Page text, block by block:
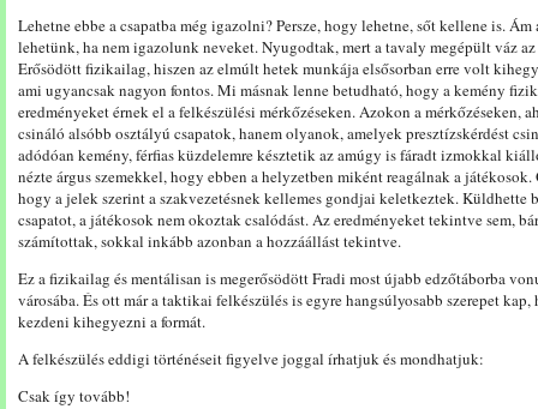
Lehetne ebbe a csapatba még igazolni? Persze, hogy lehetne, sőt kellene is.
lehetünk, ha nem igazolunk neveket. Nyugodtak, mert a tavaly megépült váz
Erősödött fizikailag, hiszen az elmúlt hetek munkája elsősorban erre volt
ami ugyancsak nagyon fontos. Mi másnak lenne betudható, hogy a kemény
eredményeket érnek el a felkészülési mérkőzéseken. Azokon a mérkőzéseken,
csináló alsóbb osztályú csapatok, hanem olyanok, amelyek presztízskérdést
adódóan kemény, férfias küzdelemre késztetik az amúgy is fáradt izmokkal
nézte árgus szemekkel, hogy ebben a helyzetben miként reagálnak a
hogy a jelek szerint a szakvezetésnek kellemes gondjai keletkeztek. Küldhette
csapatot, a játékosok nem okoztak csalódást. Az eredményeket tekintve sem,
számítottak, sokkal inkább azonban a hozzáállást tekintve.
Ez a fizikailag és mentálisan is megerősödött Fradi most újabb edzőtáborba
városába. És ott már a taktikai felkészülés is egyre hangsúlyosabb szerepet
kezdeni kihegyezni a formát.
A felkészülés eddigi történéseit figyelve joggal írhatjuk és mondhatjuk:
Csak így tovább!